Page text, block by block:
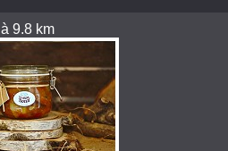
à 9.8 km